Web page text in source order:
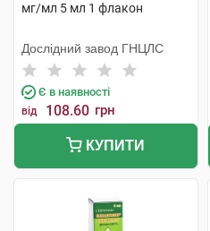
мг/мл 5 мл 1 флакон
Дослідний завод ГНЦЛС
Є в наявності
від 108.60 грн
КУПИТИ